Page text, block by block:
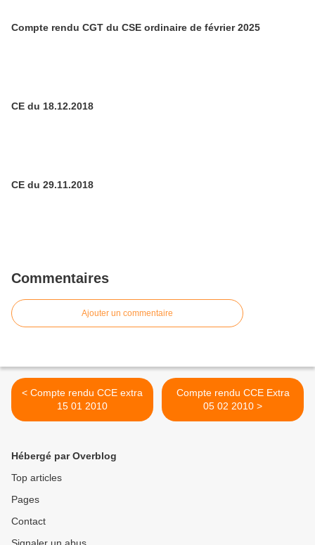
Compte rendu CGT du CSE ordinaire de février 2025
CE du 18.12.2018
CE du 29.11.2018
Commentaires
Ajouter un commentaire
< Compte rendu CCE extra
15 01 2010
Compte rendu CCE Extra
05 02 2010 >
Hébergé par Overblog
Top articles
Pages
Contact